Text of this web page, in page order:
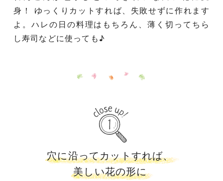
身！ ゆっくりカットすれば、失敗せずに作れます
よ。ハレの日の料理はもちろん、薄く切ってちら
し寿司などに使っても♪
穴に沿ってカットすれば、
美しい花の形に